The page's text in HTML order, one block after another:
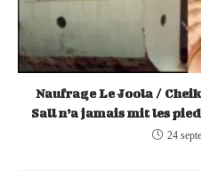
Naufrage Le Joola /
Sall n’a jamais mit les
24